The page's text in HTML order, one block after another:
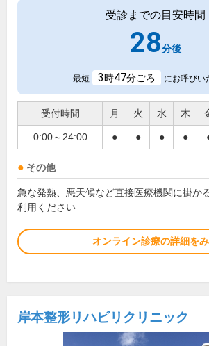
受診までの目安時間
28分後
最短 3時47分ごろ にお呼びい
受付時間 月 火 水 木
0:00～24:00 ● ● ● ●
その他
急な発熱、悪天候など直接医療機関に掛か
利用ください
オンライン診療の詳細を
岸本整形リハビリクリニック